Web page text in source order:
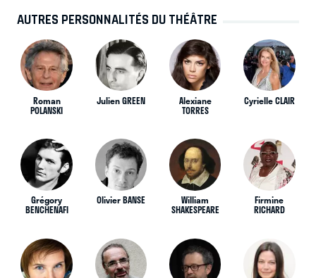
AUTRES PERSONNALITÉS DU THÉÂTRE
Roman
POLANSKI
Julien GREEN Alexiane
TORRES
Cyrielle CLAIR
Grégory
BENCHENAFI
Olivier BANSE William
SHAKESPEARE
Firmine
RICHARD